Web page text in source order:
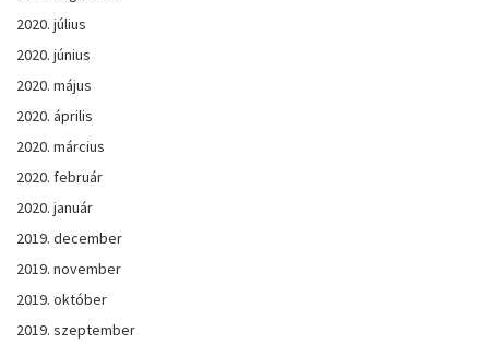
2020. július
2020. június
2020. május
2020. április
2020. március
2020. február
2020. január
2019. december
2019. november
2019. október
2019. szeptember